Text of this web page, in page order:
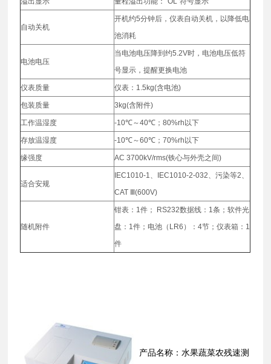
自动关机
开机约5分钟后，仪表自动关机，以降低电
池消耗
电池电压
当电池电压降到约5.2V时，电池电压低符
号显示，提醒更换电池
仪表质量 仪表：1.5kg(含电池)
包装质量 3kg(含附件)
工作温湿度 -10℃～40℃；80%rh以下
存放温湿度 -10℃～60℃；70%rh以下
缘强度 AC 3700kV/rms(铁心与外壳之间)
适合安规
IEC1010-1、IEC1010-2-032、污染等2、
CAT Ⅲ(600V)
随机附件
钳表：1件； RS232数据线：1条；软件光
盘：1件；电池（LR6）：4节；仪表箱：1
件
产品名称：水果蔬菜农残速测